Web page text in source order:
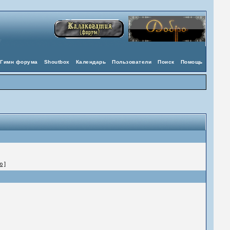
Помощь
Поиск
Пользователи
Календарь
Shoutbox
Гимн форума
]